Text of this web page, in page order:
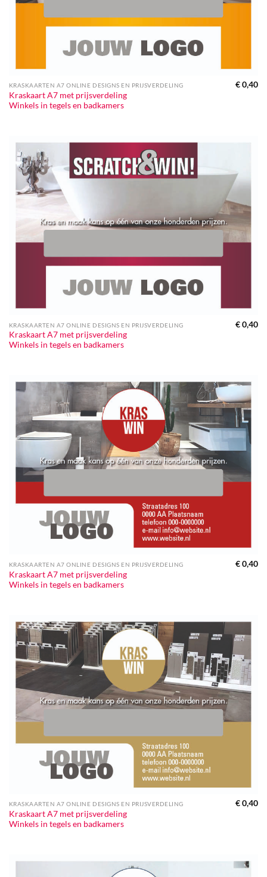
KRASKAARTEN A7 ONLINE DESIGNS EN PRIJSVERDELING
Kraskaart A7 met prijsverdeling
Winkels in tegels en badkamers
€0,40
KRASKAARTEN A7 ONLINE DESIGNS EN PRIJSVERDELING
Kraskaart A7 met prijsverdeling
Winkels in tegels en badkamers
€0,40
KRASKAARTEN A7 ONLINE DESIGNS EN PRIJSVERDELING
Kraskaart A7 met prijsverdeling
Winkels in tegels en badkamers
€0,40
KRASKAARTEN A7 ONLINE DESIGNS EN PRIJSVERDELING
Kraskaart A7 met prijsverdeling
Winkels in tegels en badkamers
€0,40